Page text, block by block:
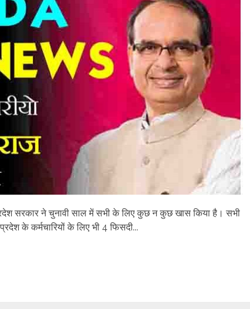
सरकार ने चुनावी साल में सभी के लिए कुछ न कुछ खास किया है। सभी
के कर्मचारियों के लिए भी 4 फिसदी...